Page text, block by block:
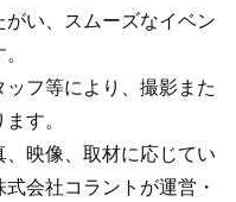
い、スムーズなイベン
フ等により、撮影また
す。
映像、取材に応じてい
会社コラントが運営・